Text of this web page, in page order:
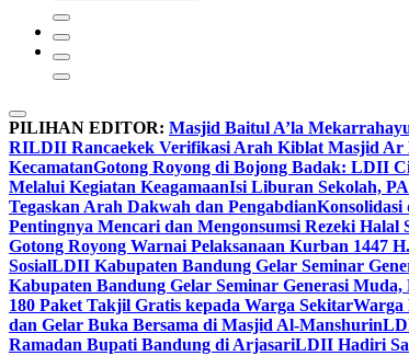
PILIHAN EDITOR: Masjid Baitul A’la
RILDII Rancaekek Verifikasi Arah Kiblat Masjid Ar
KecamatanGotong Royong di Bojong Badak: LDII
Melalui Kegiatan KeagamaanIsi Liburan Sekolah,
Tegaskan Arah Dakwah dan PengabdianKonsolidasi
Pentingnya Mencari dan Mengonsumsi Rezeki Halal
Gotong Royong Warnai Pelaksanaan Kurban 1447
SosialLDII Kabupaten Bandung Gelar Seminar
Kabupaten Bandung Gelar Seminar Generasi
180 Paket Takjil Gratis kepada Warga SekitarWarga
dan Gelar Buka Bersama di Masjid Al-Manshurin
Ramadan Bupati Bandung di ArjasariLDII Hadiri